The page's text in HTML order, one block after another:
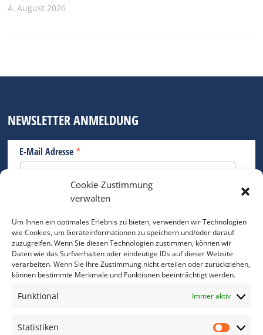
Cookie-Zustimmung
verwalten
Um Ihnen ein optimales Erlebnis zu bieten, verwenden wir Technologien
wie Cookies, um Geräteinformationen zu speichern und/oder darauf
zuzugreifen. Wenn Sie diesen Technologien zustimmen, können wir
Daten wie das Surfverhalten oder eindeutige IDs auf dieser Website
verarbeiten. Wenn Sie Ihre Zustimmung nicht erteilen oder zurückziehen,
können bestimmte Merkmale und Funktionen beeinträchtigt werden.
Funktional Immer aktiv
Statistiken
4. August 2026
NEWSLETTER ANMELDUNG
E-Mail Adresse *
Bitte geben Sie Ihre E-Mail Adresse ein.
*